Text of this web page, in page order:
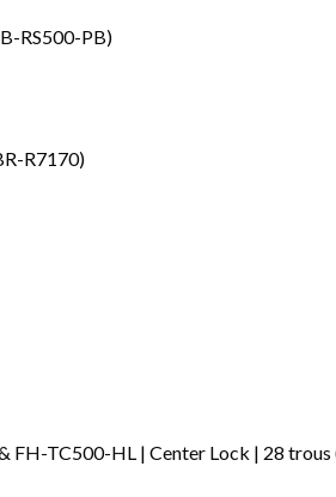
RS500-PB)
R7170)
FH-TC500-HL | Center Lock | 28 trous